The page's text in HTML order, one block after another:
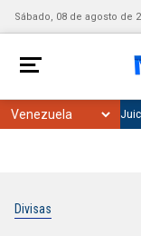
Sábado, 08 de agosto de
Divisas